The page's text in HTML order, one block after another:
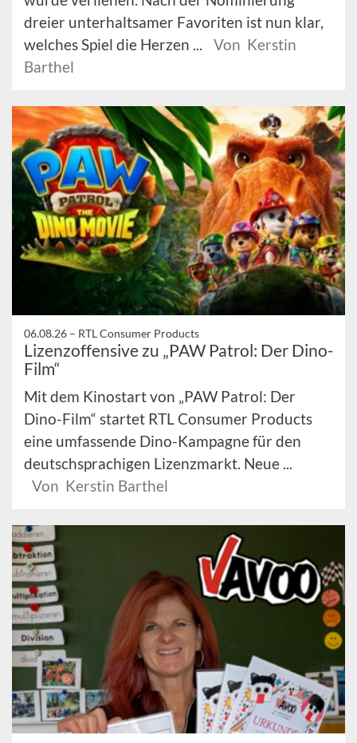
dreier unterhaltsamer Favoriten ist nun klar,
welches Spiel die Herzen ...
Von Kerstin
Barthel
06.08.26 – RTL Consumer Products
Lizenzoffensive zu „PAW Patrol: Der Dino-
Film“
Mit dem Kinostart von „PAW Patrol: Der
Dino-Film“ startet RTL Consumer Products
eine umfassende Dino-Kampagne für den
deutschsprachigen Lizenzmarkt. Neue ...
Von Kerstin Barthel